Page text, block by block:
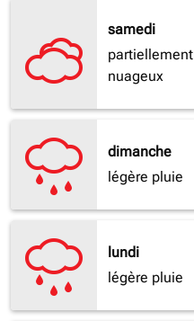
samedi
partiellement
nuageux
dimanche
légère pluie
lundi
légère pluie